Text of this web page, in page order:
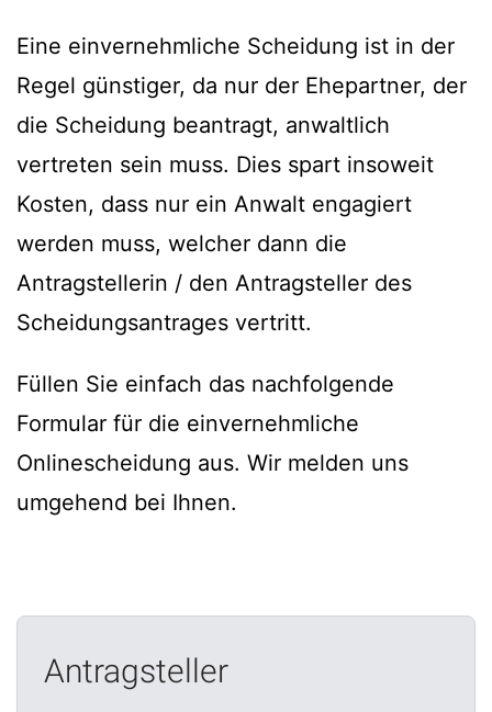
Eine einvernehmliche Scheidung ist in der
Regel günstiger, da nur der Ehepartner, der
die Scheidung beantragt, anwaltlich
vertreten sein muss. Dies spart insoweit
Kosten, dass nur ein Anwalt engagiert
werden muss, welcher dann die
Antragstellerin / den Antragsteller des
Scheidungsantrages vertritt.
Füllen Sie einfach das nachfolgende
Formular für die einvernehmliche
Onlinescheidung aus. Wir melden uns
umgehend bei Ihnen.
Antragsteller